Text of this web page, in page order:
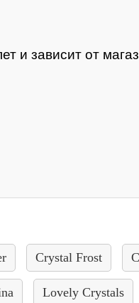
и зависит от
Crystal Frost
Lovely Crystals